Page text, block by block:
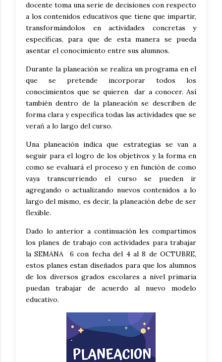
docente toma una serie de decisiones con respecto
a los contenidos educativos que tiene que impartir,
transformándolos en actividades concretas y
específicas, para que de esta manera se pueda
asentar el conocimiento entre sus alumnos.
Durante la planeación se realiza un programa en el
que se pretende incorporar todos los
conocimientos que se quieren dar a conocer. Así
también dentro de la planeación se describen de
forma clara y especifica todas las actividades que se
verań a lo largo del curso.
Una planeación indica que estrategias se van a
seguir para el logro de los objetivos y la forma en
como se evaluará el proceso y en función de como
vaya transcurriendo el curso se pueden ir
agregando o actualizando nuevos contenidos a lo
largo del mismo, es decir, la planeación debe de ser
flexible.
Dado lo anterior a continuación les compartimos
los planes de trabajo con actividades para trabajar
la SEMANA 6 con fecha del 4 al 8 de OCTUBRE,
estos planes estan diseñados para que los alumnos
de los diversos grados escolares a nivel primaria
puedan trabajar de acuerdo al nuevo modelo
educativo.